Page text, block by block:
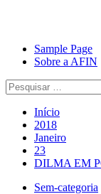
Avançar
para
conteúdo
Primary
Menu
Sample Page
Sobre a AFIN
Pesquisar
por:
Início
2018
Janeiro
23
DILMA EM
Sem-categoria